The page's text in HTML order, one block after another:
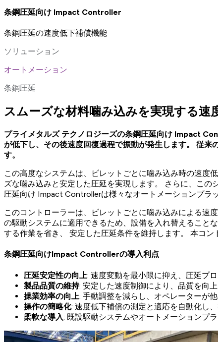
条鋼圧延向け Impact Controller
条鋼圧延の速度低下補償機能
ソリューション
オートメーション
条鋼圧延
スムーズな材料噛み込みを実現する速
プライメタルズ テクノロジーズの条鋼圧延向け Impact
が低下し、その後速度回復過程で振動が発生します。 従来
す。
この高度なシステムは、ビレットごとに噛み込み時の速度
ズな噛み込みと安定した圧延を実現します。 さらに、この
圧延向け Impact Controllerは様々なオートメーションプラ
このコントローラーは、ビレットごとに噛み込みによる速
の駆動システムに適用できるため、設備を入れ替えること
する作業を省き、 安定した圧延条件を維持します。 本コン
条鋼圧延向けImpact Controllerの導入利点
圧延安定性の向上: 速度変動を最小限に抑え、圧延プ
製品品質の維持: 安定した速度制御により、品質を向上
操業効率の向上: 手動調整を減らし、オペレーターが
操作の簡略化: 速度低下補償の測定と適応を自動化し、
柔軟な導入: 既設駆動システムやオートメーションプ